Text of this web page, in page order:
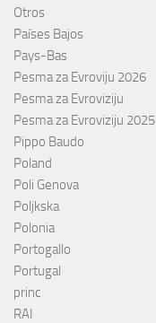
Otros
Países Bajos
Pays-Bas
Pesma za Evroviju 2026
Pesma za Evroviziju
Pesma za Evroviziju 2025
Pippo Baudo
Poland
Poli Genova
Poljkska
Polonia
Portogallo
Portugal
princ
RAI